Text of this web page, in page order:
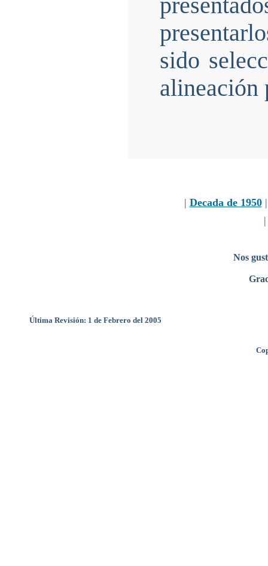
sido
| Decada de 1950
Nos
Última Revisión: 1 de Febrero del 2005